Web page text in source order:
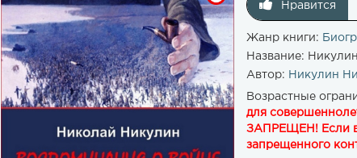
Нравится
Жанр книги:
Название:
Автор: Никулин
Возрастные
для
ЗАПРЕЩЕН! Если в
запрещенного